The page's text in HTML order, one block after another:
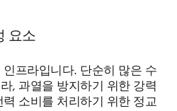
요소
프라입니다. 단순히 많은 수
, 과열을 방지하기 위한 강력
소비를 처리하기 위한 정교